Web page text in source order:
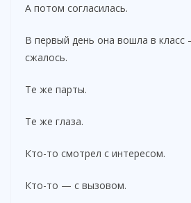
А потом согласилась.
В первый день она вошла в класс
сжалось.
Те же парты.
Те же глаза.
Кто-то смотрел с интересом.
Кто-то — с вызовом.